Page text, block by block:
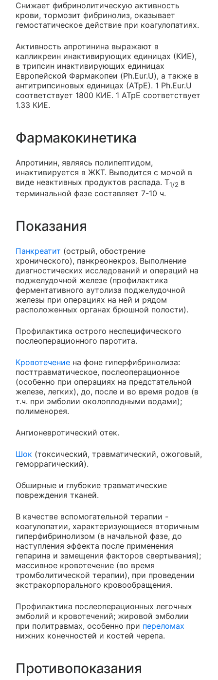
Снижает фибринолитическую активность
крови, тормозит фибринолиз, оказывает
гемостатическое действие при коагулопатиях.
Активность апротинина выражают в
калликреин инактивирующих единицах (КИЕ),
в трипсин инактивирующих единицах
Европейской Фармакопеи (Ph.Eur.U), а также в
антитрипсиновых единицах (АТрЕ). 1 Ph.Eur.U
соответствует 1800 КИЕ. 1 АТрЕ соответствует
1.33 КИЕ.
Фармакокинетика
Апротинин, являясь полипептидом,
инактивируется в ЖКТ. Выводится с мочой в
виде неактивных продуктов распада. T1/2 в
терминальной фазе составляет 7-10 ч.
Показания
Панкреатит (острый, обострение
хронического), панкреонекроз. Выполнение
диагностических исследований и операций на
поджелудочной железе (профилактика
ферментативного аутолиза поджелудочной
железы при операциях на ней и рядом
расположенных органах брюшной полости).
Профилактика острого неспецифического
послеоперационного паротита.
Кровотечение на фоне гиперфибринолиза:
посттравматическое, послеоперационное
(особенно при операциях на предстательной
железе, легких), до, после и во время родов (в
т.ч. при эмболии околоплодными водами);
полименорея.
Ангионевротический отек.
Шок (токсический, травматический, ожоговый,
геморрагический).
Обширные и глубокие травматические
повреждения тканей.
В качестве вспомогательной терапии -
коагулопатии, характеризующиеся вторичным
гиперфибринолизом (в начальной фазе, до
наступления эффекта после применения
гепарина и замещения факторов свертывания);
массивное кровотечение (во время
тромболитической терапии), при проведении
экстракорпорального кровообращения.
Профилактика послеоперационных легочных
эмболий и кровотечений; жировой эмболии
при политравмах, особенно при переломах
нижних конечностей и костей черепа.
Противопоказания